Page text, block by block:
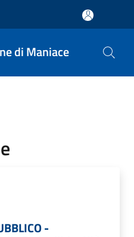
di Maniace
-